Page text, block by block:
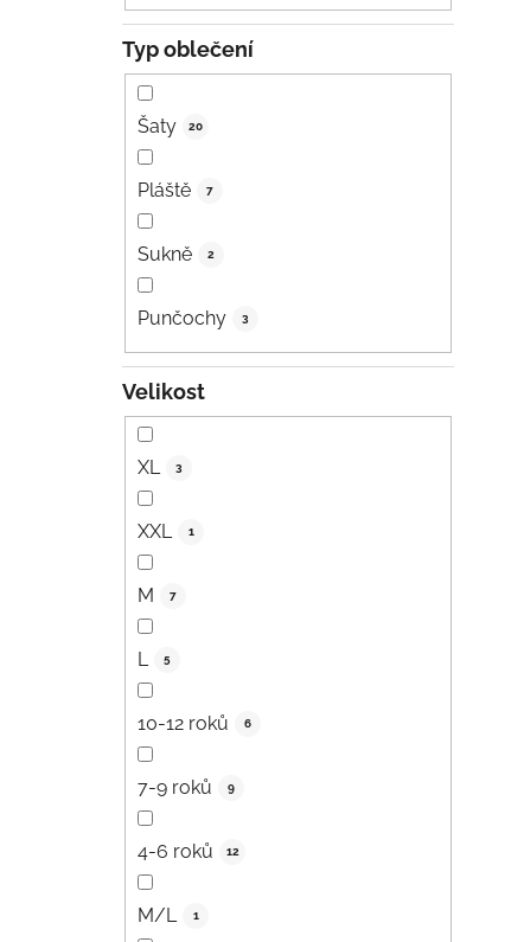
Typ oblečení
Šaty 20
Pláště 7
Sukně 2
Punčochy 3
Velikost
XL 3
XXL 1
M 7
L 5
10-12 roků 6
7-9 roků 9
4-6 roků 12
M/L 1